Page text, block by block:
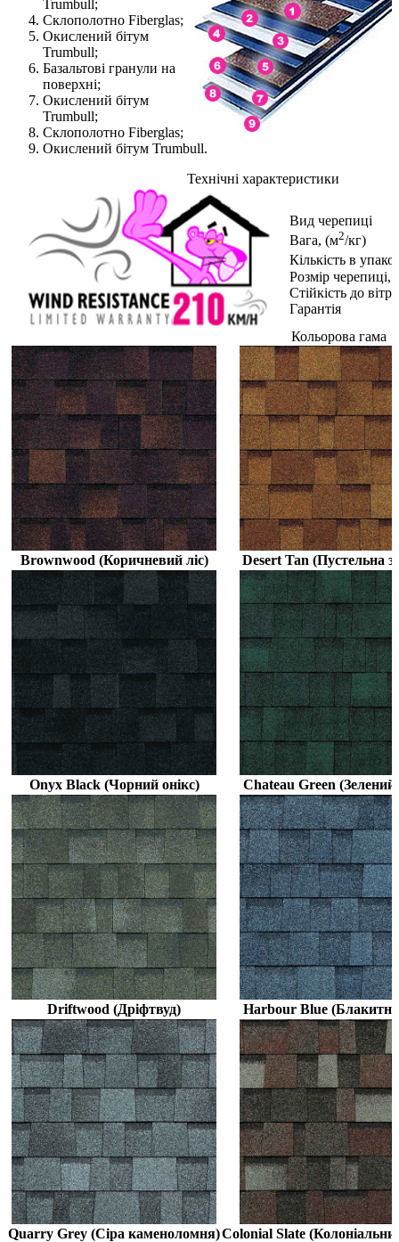
Trumbull;
Склополотно Fiberglas;
Окислений бітум
Trumbull;
Базальтові гранули на
поверхні;
Окислений бітум
Trumbull;
Склополотно Fiberglas;
Окислений бітум Trumbull.
Технічні характеристики
Вид черепиці
Вага, (м2/кг)
Кількість в
Розмір черепиці,
Стійкість до
Гарантія
Кольорова гама
Brownwood (Коричневий ліс) Desert Tan (Пустельна
Onyx Black (Чорний онікс) Chateau Green (Зелений
Driftwood (Дріфтвуд) Harbour Blue (Блакитна
Quarry Grey (Сіра каменоломня)Colonial Slate